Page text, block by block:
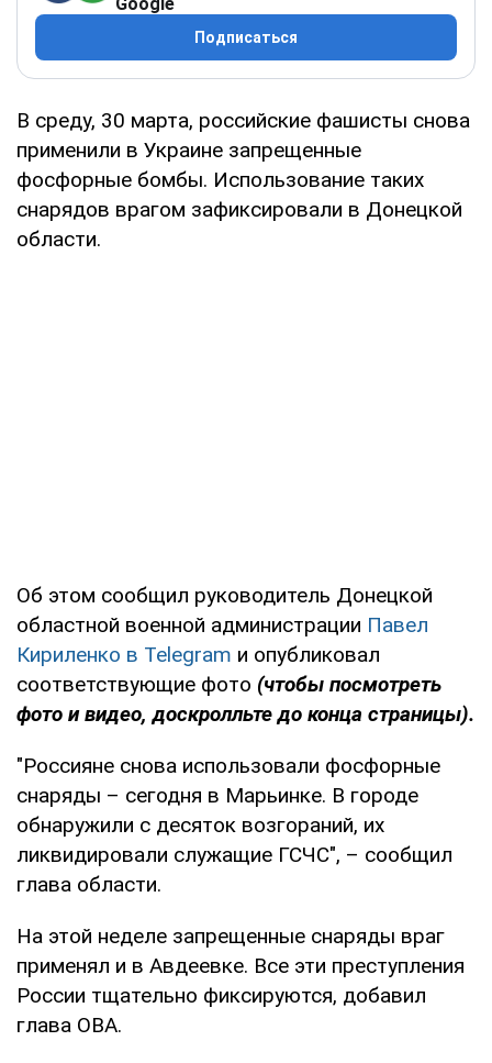
Подписаться
В среду, 30 марта, российские фашисты снова
применили в Украине запрещенные
фосфорные бомбы. Использование таких
снарядов врагом зафиксировали в Донецкой
области.
Об этом сообщил руководитель Донецкой
областной военной администрации Павел
Кириленко в Telegram и опубликовал
соответствующие фото (чтобы посмотреть
фото и видео, доскролльте до конца страницы).
"Россияне снова использовали фосфорные
снаряды – сегодня в Марьинке. В городе
обнаружили с десяток возгораний, их
ликвидировали служащие ГСЧС", – сообщил
глава области.
На этой неделе запрещенные снаряды враг
применял и в Авдеевке. Все эти преступления
России тщательно фиксируются, добавил
глава ОВА.